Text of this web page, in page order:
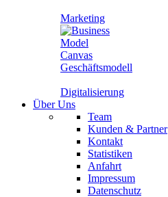
Marketing
Geschäftsmodell
Digitalisierung
Über Uns
Team
Kunden & Partner
Kontakt
Statistiken
Anfahrt
Impressum
Datenschutz